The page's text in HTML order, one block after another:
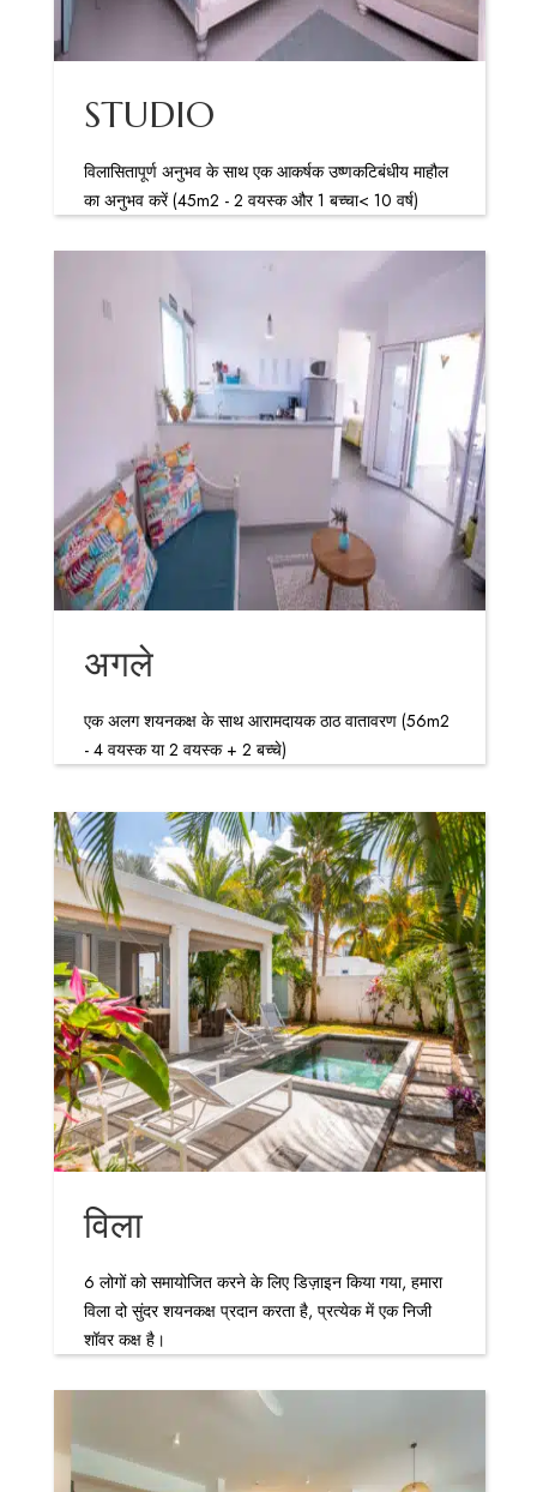
STUDIO
विलासितापूर्ण अनुभव के साथ एक आकर्षक उष्णकटिबंधीय माहौल
का अनुभव करें (45m2 - 2 वयस्क और 1 बच्चा< 10 वर्ष)
अगले
एक अलग शयनकक्ष के साथ आरामदायक ठाठ वातावरण (56m2
- 4 वयस्क या 2 वयस्क + 2 बच्चे)
विला
6 लोगों को समायोजित करने के लिए डिज़ाइन किया गया, हमारा
विला दो सुंदर शयनकक्ष प्रदान करता है, प्रत्येक में एक निजी
शॉवर कक्ष है।